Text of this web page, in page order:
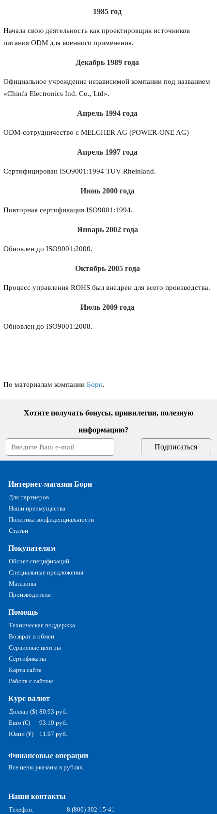
1985 год
Начала свою деятельность как проектировщик источников
питания ODM для военного применения.
Декабрь 1989 года
Официальное учреждение независимой компании под названием
«Chinfa Electronics Ind. Co., Ltd».
Апрель 1994 года
ODM-сотрудничество с MELCHER AG (POWER-ONE AG)
Апрель 1997 года
Сертифицирован ISO9001:1994 TUV Rheinland.
Июнь 2000 года
Повторная сертификация ISO9001:1994.
Январь 2002 года
Обновлен до ISO9001:2000.
Октябрь 2005 года
Процесс управления ROHS был внедрен для всего производства.
Июль 2009 года
Обновлен до ISO9001:2008.
По материалам компанииБорн.
Хотите получать бонусы, привилегии, полезную
информацию?
Интернет-магазин Борн
Для партнеров
Наши преимущества
Политика конфиденциальности
Статьи
Покупателям
Обсчет спецификаций
Специальные предложения
Магазины
Производители
Помощь
Техническая поддержка
Возврат и обмен
Сервисные центры
Сертификаты
Карта сайта
Работа с сайтом
Курс валют
Доллар ($) 80.93 руб.
Euro (€)
93.19 руб.
Юани (¥)
11.97 руб.
Финансовые операции
Все цены указаны в рублях.
Наши контакты
Телефон: 8 (800) 302-15-41